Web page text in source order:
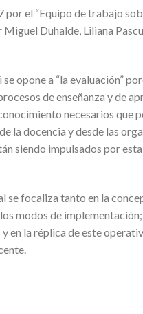
el “Equipo de trabajo
Duhalde, Liliana
opone a “la evaluación”
de enseñanza y de
necesarios que
la docencia y desde las
siendo impulsados por
se focaliza tanto en la
modos de implementación;
en la réplica de este